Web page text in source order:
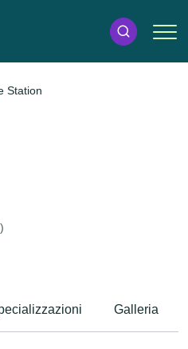
Station
Galleria